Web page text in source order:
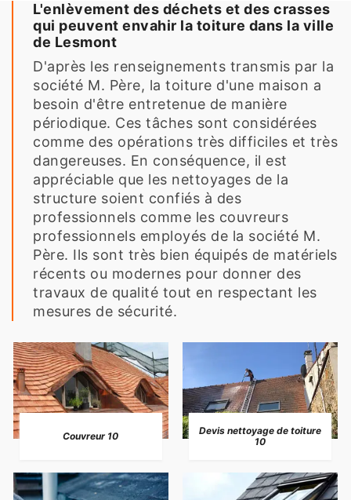
L'enlèvement des déchets et des crasses
qui peuvent envahir la toiture dans la ville
de Lesmont
D'après les renseignements transmis par la
société M. Père, la toiture d'une maison a
besoin d'être entretenue de manière
périodique. Ces tâches sont considérées
comme des opérations très difficiles et très
dangereuses. En conséquence, il est
appréciable que les nettoyages de la
structure soient confiés à des
professionnels comme les couvreurs
professionnels employés de la société M.
Père. Ils sont très bien équipés de matériels
récents ou modernes pour donner des
travaux de qualité tout en respectant les
mesures de sécurité.
Couvreur 10
Devis nettoyage de toiture
10